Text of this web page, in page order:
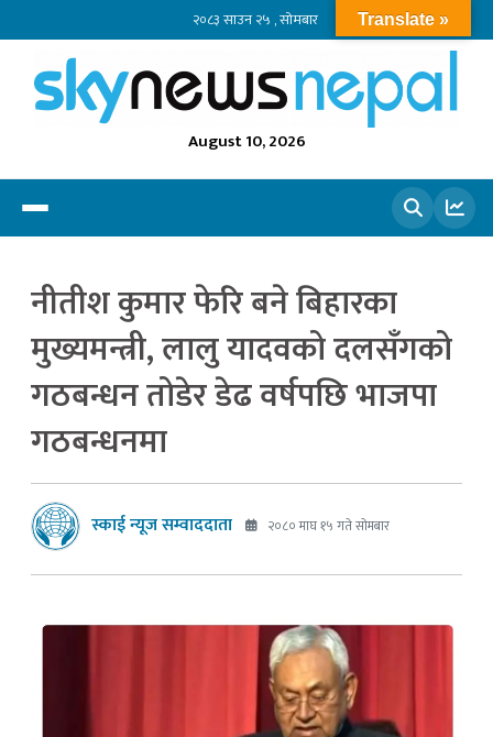
२०८३ साउन २५ , सोमबार
August 10, 2026
नीतीश कुमार फेरि बने बिहारका
मुख्यमन्त्री, लालु यादवको दलसँगको
गठबन्धन तोडेर डेढ वर्षपछि भाजपा
गठबन्धनमा
स्काई न्यूज सम्वाददाता २०८० माघ १५ गते सोमबार
Translate »